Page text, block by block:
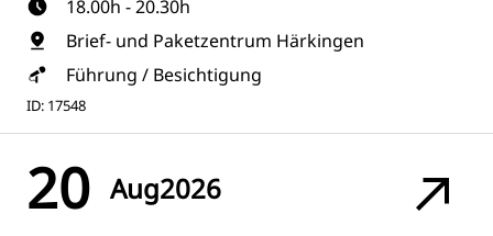
18.00h - 20.30h
Brief- und Paketzentrum Härkingen
Führung / Besichtigung
ID: 17548
20 Aug2026